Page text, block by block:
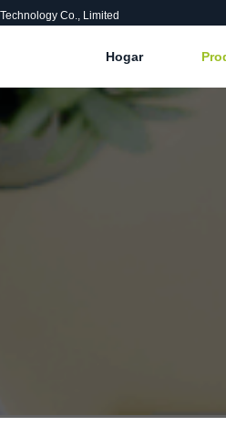
Co., Limited
Hogar